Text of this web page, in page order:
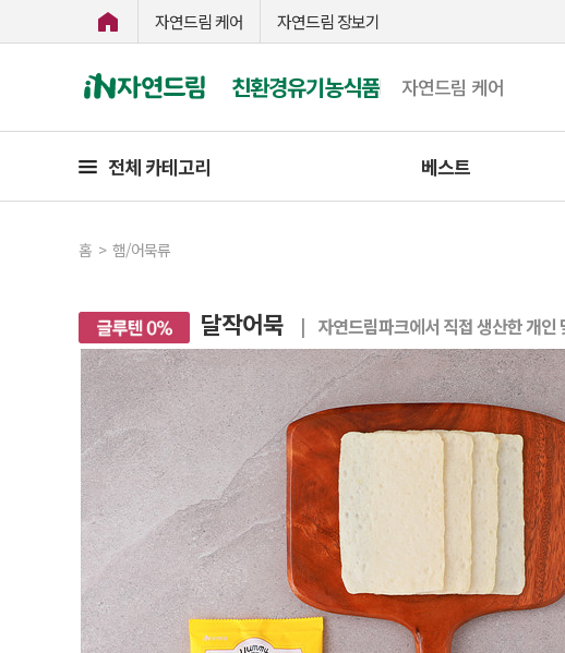
자연드림 케어 자연드림 장보기
친환경유기농식품 자연드림 케어
전체 카테고리 베스트
홈 > 햄/어묵류
달작어묵 | 자연드림파크에서 직접 생산한 개인